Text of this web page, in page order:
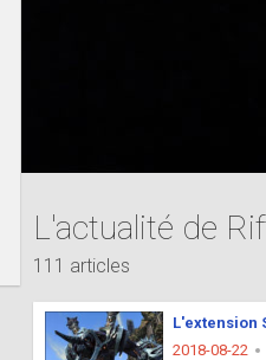
L'actualité de
111 articles
L'extension
2018-08-22